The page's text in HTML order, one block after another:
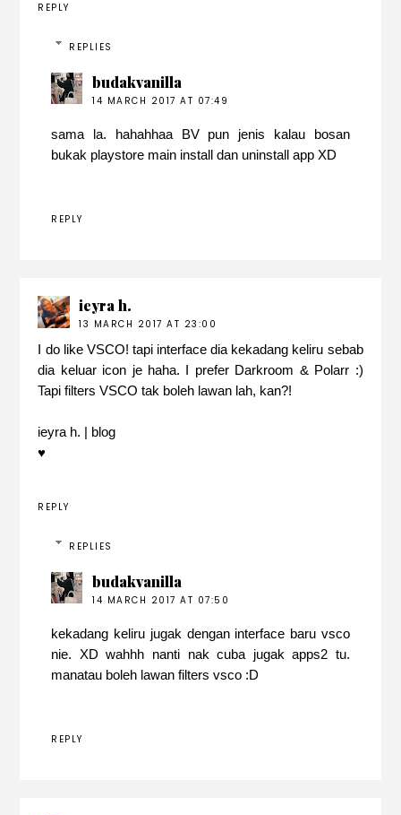
REPLY
REPLIES
budakvanilla
14 MARCH 2017 AT 07:49
sama la. hahahhaa BV pun jenis kalau bosan
bukak playstore main install dan uninstall app XD
REPLY
ieyra h.
13 MARCH 2017 AT 23:00
I do like VSCO! tapi interface dia kekadang keliru sebab
dia keluar icon je haha. I prefer Darkroom & Polarr :)
Tapi filters VSCO tak boleh lawan lah, kan?!
ieyra h. | blog
♥
REPLY
REPLIES
budakvanilla
14 MARCH 2017 AT 07:50
kekadang keliru jugak dengan interface baru vsco
nie. XD wahhh nanti nak cuba jugak apps2 tu.
manatau boleh lawan filters vsco :D
REPLY